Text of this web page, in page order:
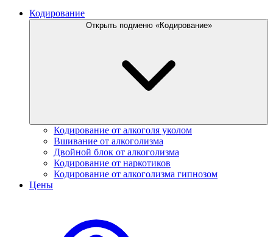
Кодирование
Открыть подменю «Кодирование»
Кодирование от алкоголя уколом
Вшивание от алкоголизма
Двойной блок от алкоголизма
Кодирование от наркотиков
Кодирование от алкоголизма гипнозом
Цены